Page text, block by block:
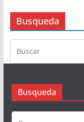
Busqueda
Busqueda